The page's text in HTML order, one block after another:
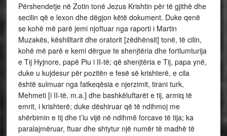
Përshendetje në Zotin tonë Jezus Krishtin për të gjithë dhe
secilin që e lexon dhe dëgjon këtë dokument. Duke qenë
se kohë më parë jemi njoftuar nga raporti i Martin
Muzakës, këshilltarit dhe oratorit [zëdhënsit] tonë, të cilin,
kohë më parë e kemi dërgue te shenjtëria dhe fortlumturija
e Tij Hyjnore, papë Piu i II-të; që shenjtëria e Tij, papa ynë,
duke u kujdesur për pozitën e fesë së krishterë, e cila
është sulmuar nga fatkeqësia e njerzimit, tirani turk,
Mehmeti [i II-të, m.a.] dhe bashkëluftarët e tij, armiq të
emrit, i krishterë; duke dëshiruar që të ndihmoj me
shërbimin e tij dhe t’iu vijë në ndihmë forcave të tija; ka
paralajmëruar, ftuar dhe shtytur një numër të madhë të